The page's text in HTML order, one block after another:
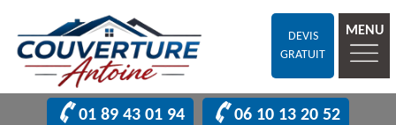
DEVIS
GRATUIT
MENU
01 89 43 01 94
06 10 13 20 52